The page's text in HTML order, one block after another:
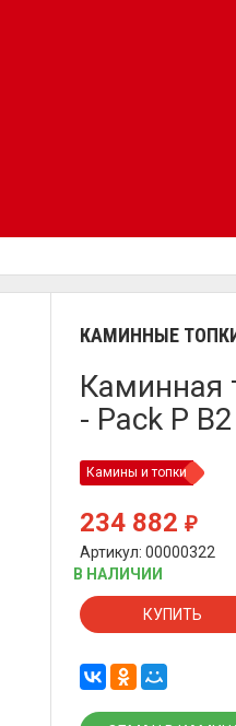
КАМИННЫЕ
Каминная
- Pack P B2
Камины и топки
234 882₽
Артикул: 00000322
В НАЛИЧИИ
КУПИТЬ